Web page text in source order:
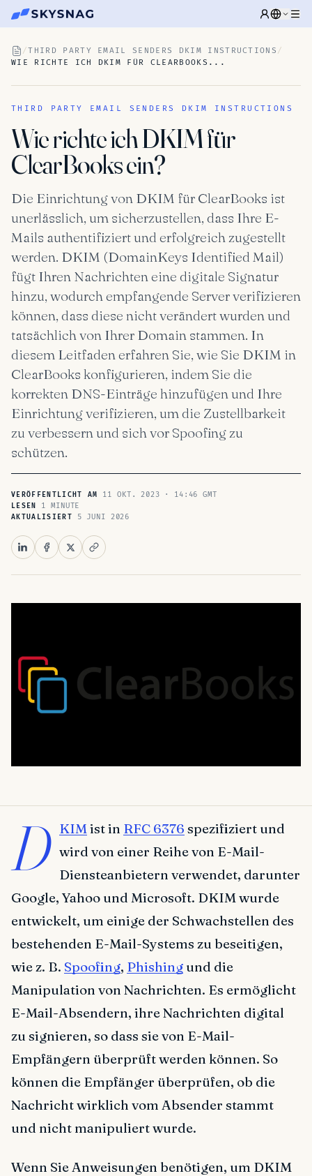
/THIRD PARTY EMAIL SENDERS DKIM INSTRUCTIONS /
WIE RICHTE ICH DKIM FÜR CLEARBOOKS...
THIRD PARTY EMAIL SENDERS DKIM INSTRUCTIONS
Wie richte ich DKIM für
ClearBooks ein?
Die Einrichtung von DKIM für ClearBooks ist
unerlässlich, um sicherzustellen, dass Ihre E-
Mails authentifiziert und erfolgreich zugestellt
werden. DKIM (DomainKeys Identified Mail)
fügt Ihren Nachrichten eine digitale Signatur
hinzu, wodurch empfangende Server verifizieren
können, dass diese nicht verändert wurden und
tatsächlich von Ihrer Domain stammen. In
diesem Leitfaden erfahren Sie, wie Sie DKIM in
ClearBooks konfigurieren, indem Sie die
korrekten DNS-Einträge hinzufügen und Ihre
Einrichtung verifizieren, um die Zustellbarkeit
zu verbessern und sich vor Spoofing zu
schützen.
VERÖFFENTLICHT AM 11 OKT. 2023 · 14:46 GMT
LESEN 1 MINUTE
AKTUALISIERT 5 JUNI 2026
D KIMist in RFC 6376 spezifiziert und
wird von einer Reihe von E-Mail-
Diensteanbietern verwendet, darunter
Google, Yahoo und Microsoft. DKIM wurde
entwickelt, um einige der Schwachstellen des
bestehenden E-Mail-Systems zu beseitigen,
wie z. B. Spoofing, Phishing und die
Manipulation von Nachrichten. Es ermöglicht
E-Mail-Absendern, ihre Nachrichten digital
zu signieren, so dass sie von E-Mail-
Empfängern überprüft werden können. So
können die Empfänger überprüfen, ob die
Nachricht wirklich vom Absender stammt
und nicht manipuliert wurde.
Wenn Sie Anweisungen benötigen, um DKIM